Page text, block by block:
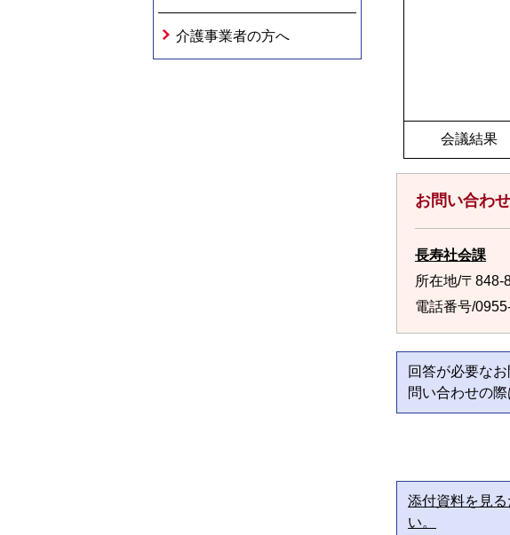
介護事業者の方へ
会議結果
お問い合わ
長寿社会課
所在地/〒848-
電話番号/
回答が必要な
問い合わせの
添付資料を見
い。